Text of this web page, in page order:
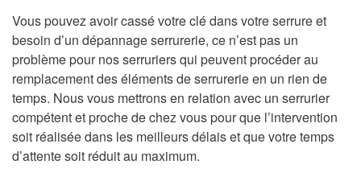
Vous pouvez avoir cassé votre clé dans votre serrure et
besoin d’un dépannage serrurerie, ce n’est pas un
problème pour nos serruriers qui peuvent procéder au
remplacement des éléments de serrurerie en un rien de
temps. Nous vous mettrons en relation avec un serrurier
compétent et proche de chez vous pour que l’intervention
soit réalisée dans les meilleurs délais et que votre temps
d’attente soit réduit au maximum.